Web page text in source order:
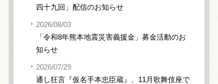
四十九回」配信のお知らせ
2026/08/03
「令和8年熊本地震災害義援金」募金活動のお
知らせ
2026/07/29
通し狂言『仮名手本忠臣蔵』、11月歌舞伎座で